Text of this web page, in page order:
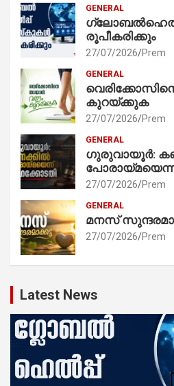
GENERAL
രൂപീകരിക്കും
27/07/2026 Prem
GENERAL
കുറയ്ക്കുക
27/07/2026 Prem
GENERAL
ഗുരുവായൂർ:
27/07/2026 Prem
GENERAL
മനസ്
27/07/2026 Prem
Latest News